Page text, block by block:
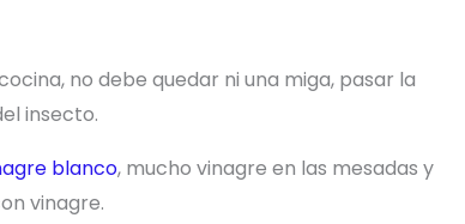
no debe quedar ni una miga, pasar la
insecto.
blanco, mucho vinagre en las mesadas y
vinagre.